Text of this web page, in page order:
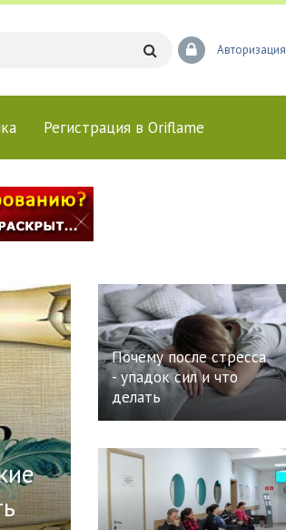
Авторизация
Регистрация в Oriflame
Почему после стресса
- упадок сил и что
делать